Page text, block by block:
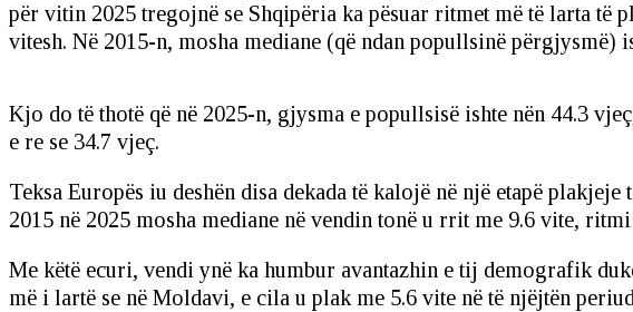
për vitin 2025 tregojnë se Shqipëria ka pësuar ritmet më të larta të
vitesh. Në 2015-n, mosha mediane (që ndan popullsinë përgjysmë)
Kjo do të thotë që në 2025-n, gjysma e popullsisë ishte nën 44.3
e re se 34.7 vjeç.
Teksa Europës iu deshën disa dekada të kalojë në një etapë
2015 në 2025 mosha mediane në vendin tonë u rrit me 9.6 vite,
Me këtë ecuri, vendi ynë ka humbur avantazhin e tij demografik
më i lartë se në Moldavi, e cila u plak me 5.6 vite në të njëjtën